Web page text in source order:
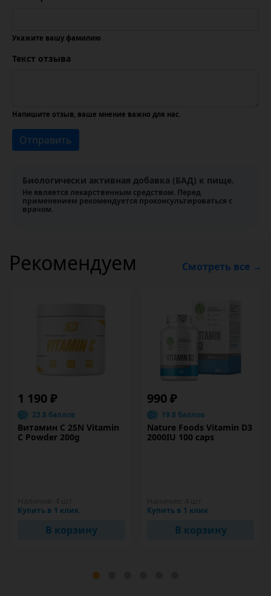
Укажите вашу фамилию
Текст отзыва
Напишите отзыв, ваше мнение важно для нас.
Отправить
Биологически активная добавка (БАД) к пище.
Не является лекарственным средством. Перед
применением рекомендуется проконсультироваться с
врачом.
Рекомендуем Смотреть все →
1 190 ₽
23.8 баллов
Витамин C 2SN Vitamin
C Powder 200g
Купить в 1 клик
В корзину
990 ₽
19.8 баллов
Nature Foods Vitamin D3
2000IU 100 caps
Купить в 1 клик
В корзину